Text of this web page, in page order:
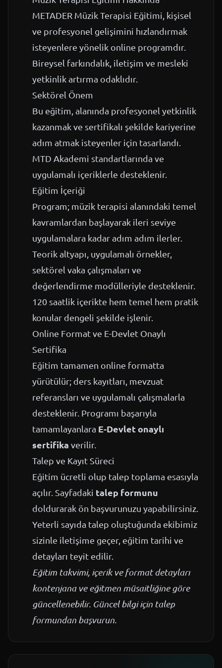
METADER Müzik Terapisi Eğitimi, kişisel
ve profesyonel gelişimini hızlandırmak
isteyenlere yönelik online programdır.
Bireysel farkındalık, iletişim ve mesleki
yetkinlik artırma odaklıdır.
Sektörel Önem
Bu eğitim, alanında profesyonel yetkinlik
kazanmak ve sertifikalı şekilde kariyerine
adım atmak isteyenler için tasarlandı.
MTD Akademi standartlarında ve
uygulamalı içeriklerle desteklenir.
Eğitim İçeriği
Program; müzik terapisi alanındaki temel
kavramlardan başlayarak ileri seviye
uygulamalara kadar adım adım ilerler.
Teorik altyapı, uygulamalı örnekler,
sektörel vaka çalışmaları ve
değerlendirme modülleriyle desteklenir.
120 saatlik içerikte hem temel hem pratik
konular dengeli şekilde işlenir.
Online Format ve E-Devlet Onaylı
Sertifika
Eğitim tamamen online formatta
yürütülür; ders kayıtları, mevzuat
referansları ve uygulamalı çalışmalarla
desteklenir. Programı başarıyla
tamamlayanlara E-Devlet onaylı
sertifika verilir.
Talep ve Kayıt Süreci
Eğitim ücretli olup talep toplama esasıyla
açılır. Sayfadaki talep formunu
doldurarak ön başvurunuzu yapabilirsiniz.
Yeterli sayıda talep oluştuğunda ekibimiz
sizinle iletişime geçer, eğitim tarihi ve
detayları teyit edilir.
Eğitim takvimi, içerik ve format detayları
kontenjana ve eğitmen müsaitliğine göre
güncellenebilir. Güncel bilgi için talep
formundan başvurun.